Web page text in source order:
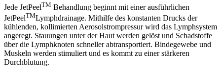
Jede JetPeelTM Behandlung beginnt mit einer ausführlichen
JetPeelTMLymphdrainage. Mithilfe des konstanten Drucks der
kühlenden, kollimierten Aerosolstrompressur wird das Lymphsystem
angeregt. Stauungen unter der Haut werden gelöst und Schadstoffe
über die Lymphknoten schneller abtransportiert. Bindegewebe und
Muskeln werden stimuliert und es kommt zu einer stärkeren
Durchblutung.